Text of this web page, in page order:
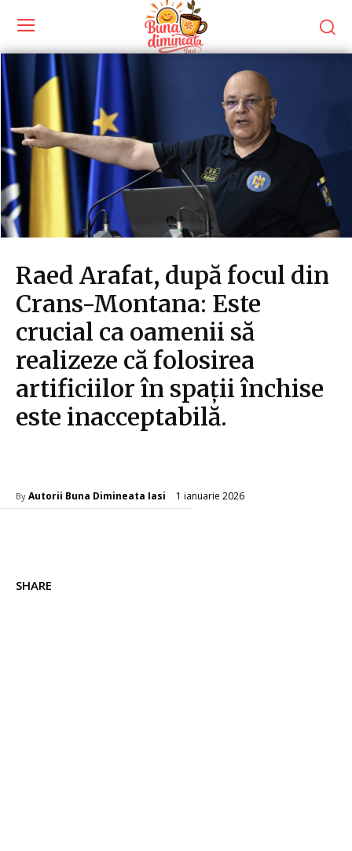
Raed Arafat, după focul din
Crans-Montana: Este
crucial ca oamenii să
realizeze că folosirea
artificiilor în spații închise
este inacceptabilă.
By Autorii Buna Dimineata Iasi 1 ianuarie 2026
SHARE